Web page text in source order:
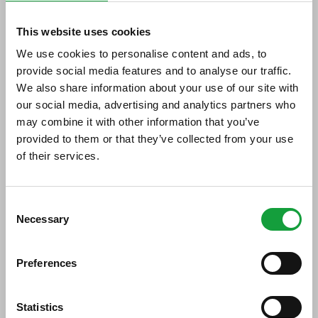
This website uses cookies
We use cookies to personalise content and ads, to
provide social media features and to analyse our traffic.
We also share information about your use of our site with
our social media, advertising and analytics partners who
may combine it with other information that you’ve
provided to them or that they’ve collected from your use
of their services.
Selection
Necessary
Preferences
Statistics
vale la pena partecipare
22/05/2012
Il futuro si coltiva con la qualità, recita così
l’home page del sito di Onilfa, l’ Osservatorio
ISCRIVITI ALLA NEWSLETTER
Resta aggiornato su tutte le ultime novita nel campo